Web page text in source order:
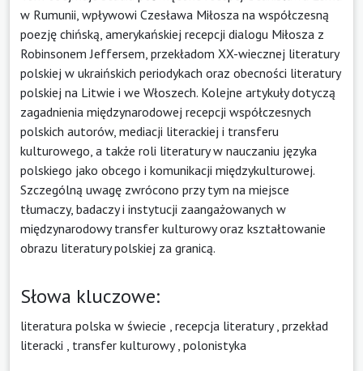
w Rumunii, wpływowi Czesława Miłosza na współczesną
poezję chińską, amerykańskiej recepcji dialogu Miłosza z
Robinsonem Jeffersem, przekładom XX-wiecznej literatury
polskiej w ukraińskich periodykach oraz obecności literatury
polskiej na Litwie i we Włoszech. Kolejne artykuły dotyczą
zagadnienia międzynarodowej recepcji współczesnych
polskich autorów, mediacji literackiej i transferu
kulturowego, a także roli literatury w nauczaniu języka
polskiego jako obcego i komunikacji międzykulturowej.
Szczególną uwagę zwrócono przy tym na miejsce
tłumaczy, badaczy i instytucji zaangażowanych w
międzynarodowy transfer kulturowy oraz kształtowanie
obrazu literatury polskiej za granicą.
Słowa kluczowe:
literatura polska w świecie recepcja literatury, przekład
literacki
transfer kulturowy, polonistyka